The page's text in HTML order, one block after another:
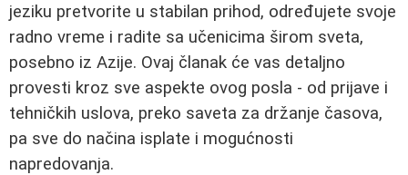
jeziku pretvorite u stabilan prihod, određujete svoje
radno vreme i radite sa učenicima širom sveta,
posebno iz Azije. Ovaj članak će vas detaljno
provesti kroz sve aspekte ovog posla - od prijave i
tehničkih uslova, preko saveta za držanje časova,
pa sve do načina isplate i mogućnosti
napredovanja.